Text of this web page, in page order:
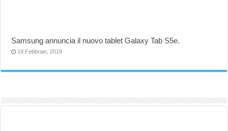
Samsung annuncia il nuovo tablet Galaxy Tab S5e.
18 Febbraio, 2019